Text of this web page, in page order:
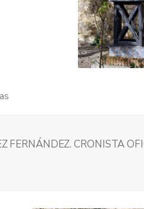
FERNÁNDEZ. CRONISTA